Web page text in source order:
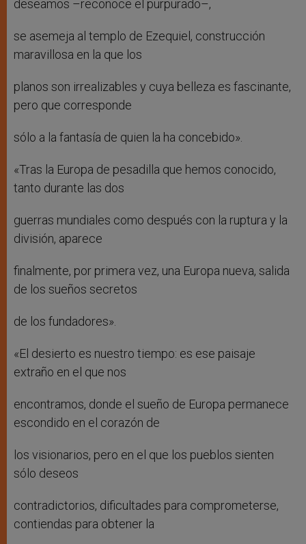
deseamos –reconoce el purpurado–,
se asemeja al templo de Ezequiel, construcción
maravillosa en la que los
planos son irrealizables y cuya belleza es fascinante,
pero que corresponde
sólo a la fantasía de quien la ha concebido».
«Tras la Europa de pesadilla que hemos conocido,
tanto durante las dos
guerras mundiales como después con la ruptura y la
división, aparece
finalmente, por primera vez, una Europa nueva, salida
de los sueños secretos
de los fundadores».
«El desierto es nuestro tiempo: es ese paisaje
extraño en el que nos
encontramos, donde el sueño de Europa permanece
escondido en el corazón de
los visionarios, pero en el que los pueblos sienten
sólo deseos
contradictorios, dificultades para comprometerse,
contiendas para obtener la